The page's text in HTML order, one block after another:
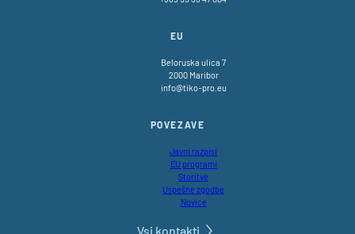
EU
Beloruska ulica 7
2000 Maribor
info@tiko-pro.eu
POVEZAVE
Javni razpisi
EU programi
Storitve
Uspešne zgodbe
Novice
Vsi kontakti